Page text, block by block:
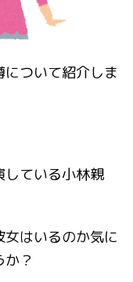
について紹介しま
している小林親
はいるのか気に
？